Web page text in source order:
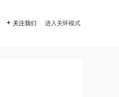
 关注我们 进入关怀模式